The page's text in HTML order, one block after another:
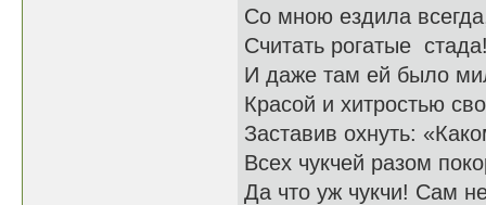
Со мною ездила
Считать рогатые
И даже там ей было
Красой и хитростью
Заставив охнуть:
Всех чукчей разом
Да что уж чукчи! Сам